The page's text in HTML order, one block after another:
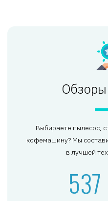
Выбираете пылесос,
кофемашину? Мы
в лучшей
537